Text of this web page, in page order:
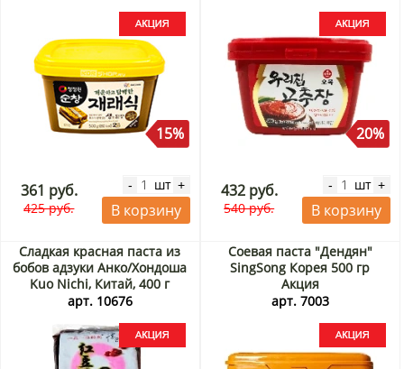
15%
361 руб.
425 руб.
- шт +
В корзину
20%
432 руб.
540 руб.
- шт +
В корзину
Сладкая красная паста из
бобов адзуки Анко/Хондоша
Kuo Nichi, Китай, 400 г
Акция
арт. 10676
Соевая паста "Дендян"
SingSong Корея 500 гр
Акция
арт. 7003